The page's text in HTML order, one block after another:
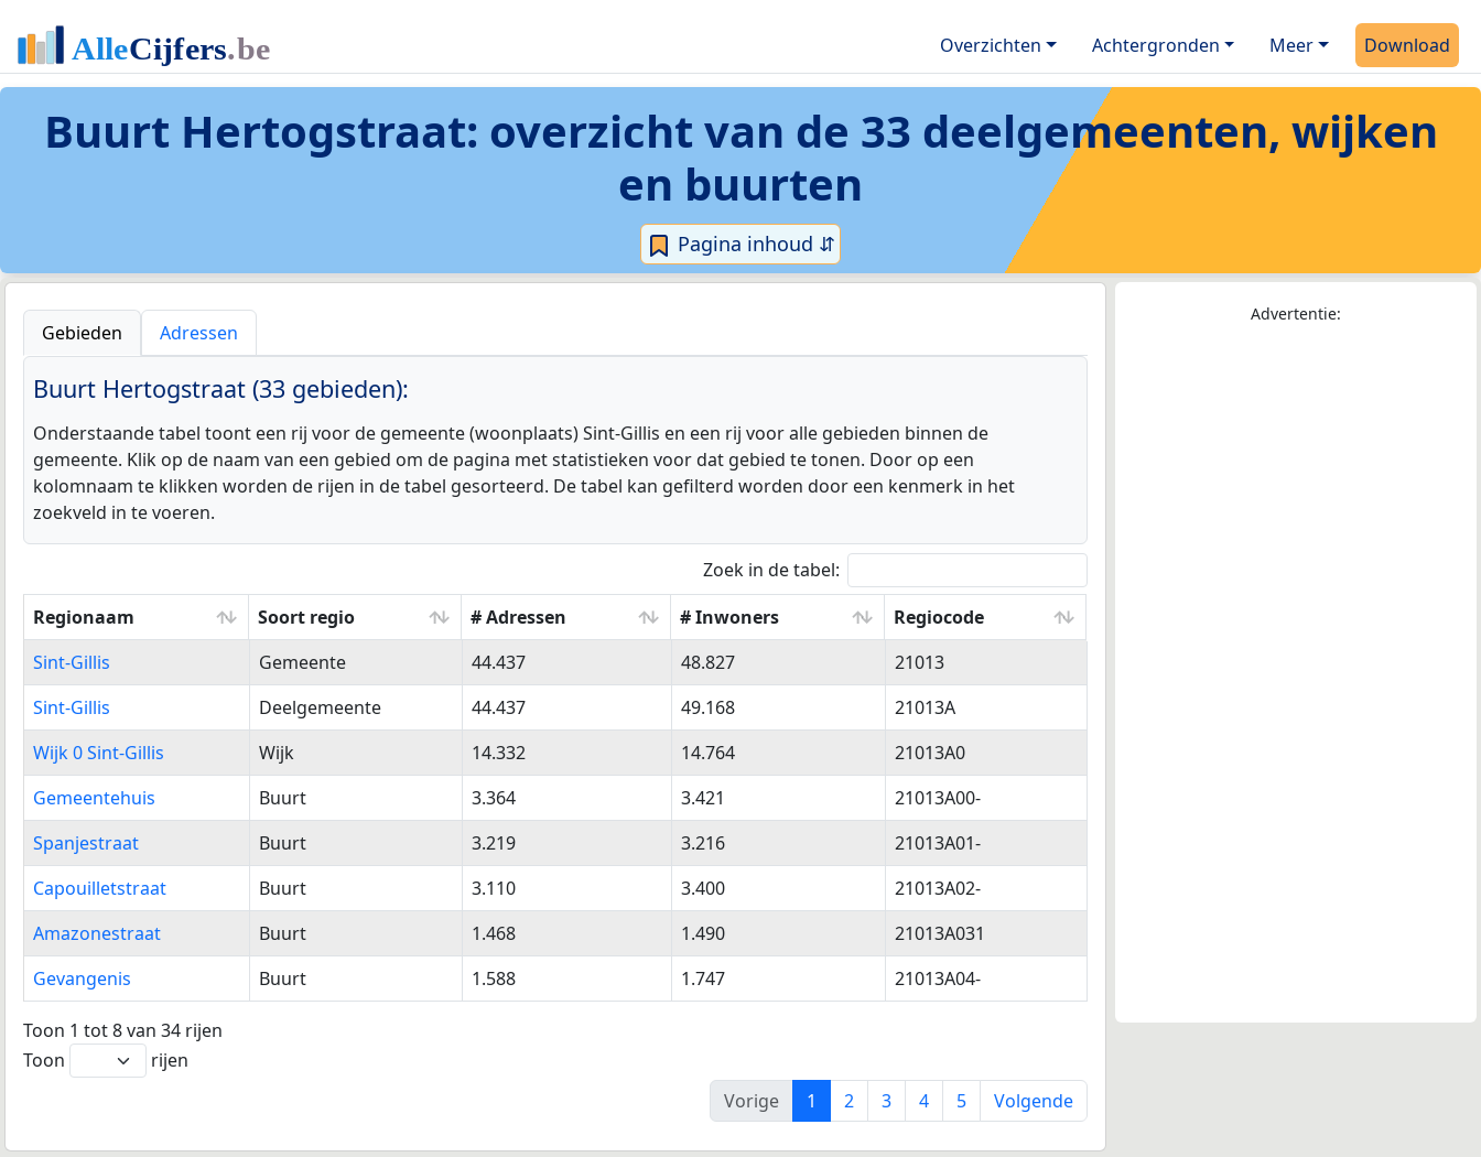
Overzichten Achtergronden Meer Download
Buurt Hertogstraat: overzicht van de 33 deelgemeenten, wijken
en buurten
Pagina inhoud ⇵
Gebieden Adressen
Buurt Hertogstraat (33 gebieden):
Onderstaande tabel toont een rij voor de gemeente (woonplaats) Sint-Gillis en een rij voor alle gebieden binnen de
gemeente. Klik op de naam van een gebied om de pagina met statistieken voor dat gebied te tonen. Door op een
kolomnaam te klikken worden de rijen in de tabel gesorteerd. De tabel kan gefilterd worden door een kenmerk in het
zoekveld in te voeren.
Zoek in de tabel:
Regionaam
Soort regio # Adressen # Inwoners
Regiocode
Regionaam
Soort regio # Adressen # Inwoners Regiocode
Sint-Gillis Gemeente 44.437 48.827
21013
Sint-Gillis
Deelgemeente 44.437 49.168
21013A
Wijk 0 Sint-Gillis
Wijk 14.332 14.764
21013A0
Gemeentehuis
Buurt 3.364 3.421
21013A00-
Spanjestraat
Buurt 3.219 3.216
21013A01-
Capouilletstraat
Buurt 3.110 3.400
21013A02-
Amazonestraat
Buurt 1.468 1.490
21013A031
Gevangenis
Buurt 1.588 1.747 21013A04-
Toon 1 tot 8 van 34 rijen
Toon
rijen
Vorige
1 2 3 4 5 Volgende
Advertentie: